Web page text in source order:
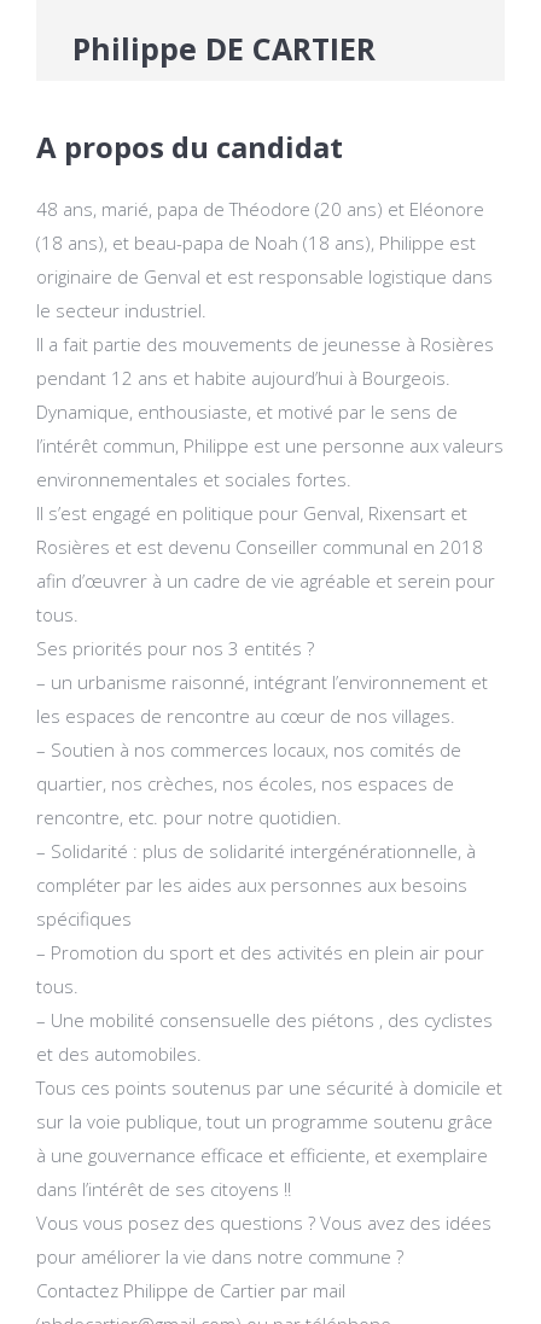
Philippe DE CARTIER
A propos du candidat
48 ans, marié, papa de Théodore (20 ans) et Eléonore
(18 ans), et beau-papa de Noah (18 ans), Philippe est
originaire de Genval et est responsable logistique dans
le secteur industriel.
Il a fait partie des mouvements de jeunesse à Rosières
pendant 12 ans et habite aujourd’hui à Bourgeois.
Dynamique, enthousiaste, et motivé par le sens de
l’intérêt commun, Philippe est une personne aux valeurs
environnementales et sociales fortes.
Il s’est engagé en politique pour Genval, Rixensart et
Rosières et est devenu Conseiller communal en 2018
afin d’œuvrer à un cadre de vie agréable et serein pour
tous.
Ses priorités pour nos 3 entités ?
– un urbanisme raisonné, intégrant l’environnement et
les espaces de rencontre au cœur de nos villages.
– Soutien à nos commerces locaux, nos comités de
quartier, nos crèches, nos écoles, nos espaces de
rencontre, etc. pour notre quotidien.
– Solidarité : plus de solidarité intergénérationnelle, à
compléter par les aides aux personnes aux besoins
spécifiques
– Promotion du sport et des activités en plein air pour
tous.
– Une mobilité consensuelle des piétons , des cyclistes
et des automobiles.
Tous ces points soutenus par une sécurité à domicile et
sur la voie publique, tout un programme soutenu grâce
à une gouvernance efficace et efficiente, et exemplaire
dans l’intérêt de ses citoyens !!
Vous vous posez des questions ? Vous avez des idées
pour améliorer la vie dans notre commune ?
Contactez Philippe de Cartier par mail